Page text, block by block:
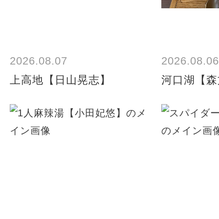
2026.08.07
上高地【日山晃志】
2026.08.06
河口湖【